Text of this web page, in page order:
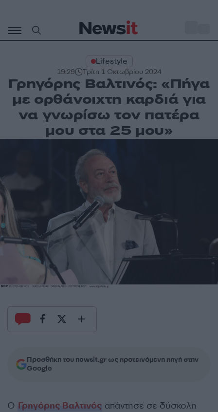
περιεχόμενο
Lifestyle
19:29 Τρίτη 1 Οκτωβρίου 2024
Γρηγόρης Βαλτινός: «Πήγα
με ορθάνοιχτη καρδιά για
να γνωρίσω τον πατέρα
μου στα 25 μου»
Προσθήκη του newsit.gr ως προτεινόμενη πηγή στην
Google
Ο Γρηγόρης Βαλτινός απάντησε σε δύσκολη